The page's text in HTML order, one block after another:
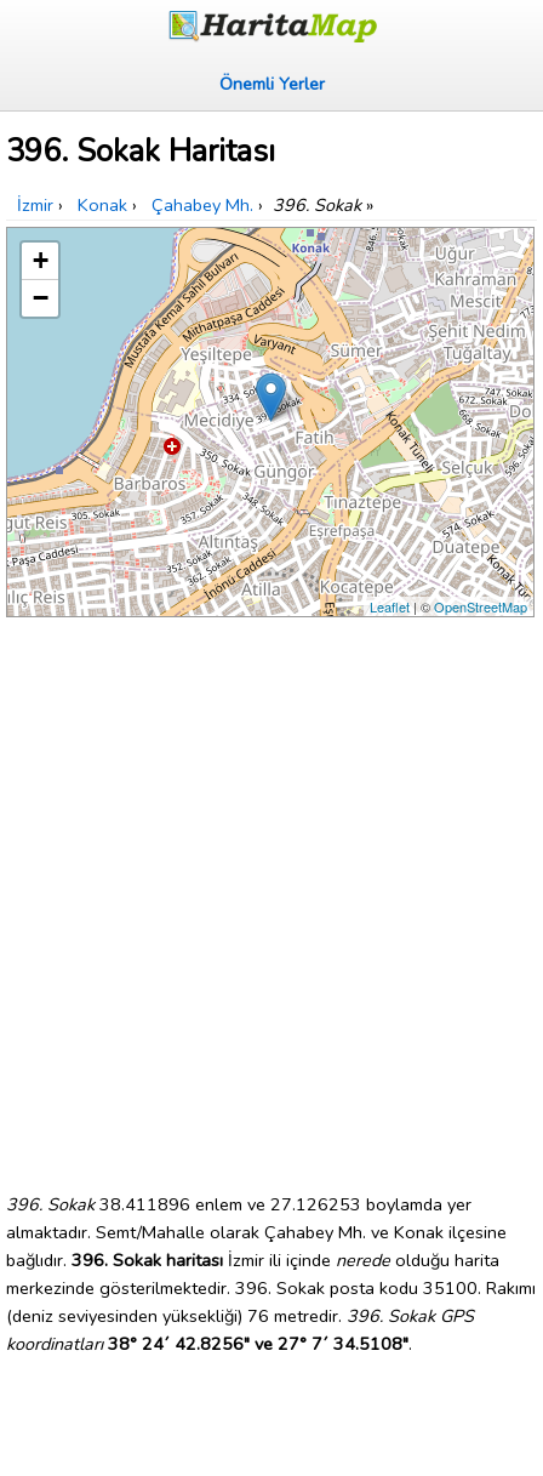
Önemli Yerler
396. Sokak Haritası
İzmir › Konak › Çahabey Mh. › 396. Sokak»
+
−
Leaflet| ©OpenStreetMap
396. Sokak38.411896 enlem ve 27.126253 boylamda yer
almaktadır. Semt/Mahalle olarak Çahabey Mh. ve Konak ilçesine
bağlıdır. 396. Sokak haritası İzmir ili içinde nerede olduğu harita
merkezinde gösterilmektedir. 396. Sokak posta kodu 35100. Rakımı
(deniz seviyesinden yüksekliği) 76 metredir. 396. Sokak GPS
koordinatları 38° 24´ 42.8256" ve 27° 7´ 34.5108".